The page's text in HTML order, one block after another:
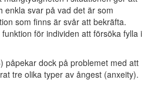
enkla svar på vad det är som
som finns är svår att bekräfta.
för individen att försöka fylla i
påpekar dock på problemet med att
tre olika typer av ångest (anxeity).